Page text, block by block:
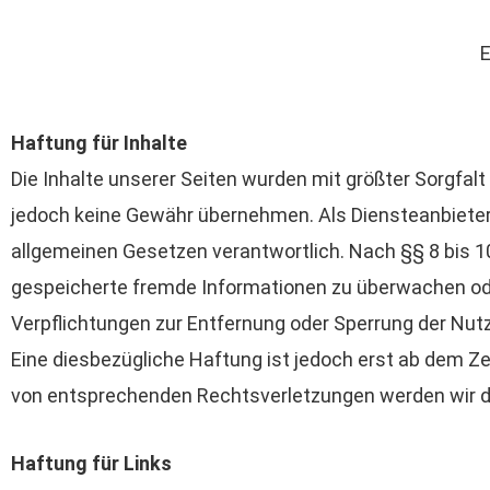
Haftung für Inhalte
Die Inhalte unserer Seiten wurden mit größter
jedoch keine Gewähr übernehmen. Als
allgemeinen Gesetzen verantwortlich. Nach §§ 8 bis
gespeicherte fremde Informationen zu überwachen
Verpflichtungen zur Entfernung oder Sperrung der
Eine diesbezügliche Haftung ist jedoch erst ab dem
von entsprechenden Rechtsverletzungen werden wir
Haftung für Links